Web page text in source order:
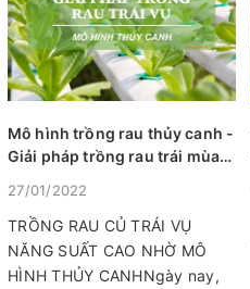
Mô hình trồng rau thủy canh -
Giải pháp trồng rau trái mùa
27/01/2022
TRỒNG RAU CỦ TRÁI VỤ
NĂNG SUẤT CAO NHỜ MÔ
HÌNH THỦY CANHNgày nay,